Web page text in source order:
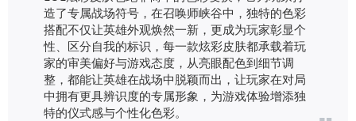
造了专属战场符号，在召唤师峡谷中，独特的色彩
搭配不仅让英雄外观焕然一新，更成为玩家彰显个
性、区分自我的标识，每一款炫彩皮肤都承载着玩
家的审美偏好与游戏态度，从亮眼配色到细节调
整，都能让英雄在战场中脱颖而出，让玩家在对局
中拥有更具辨识度的专属形象，为游戏体验增添独
特的仪式感与个性化色彩。